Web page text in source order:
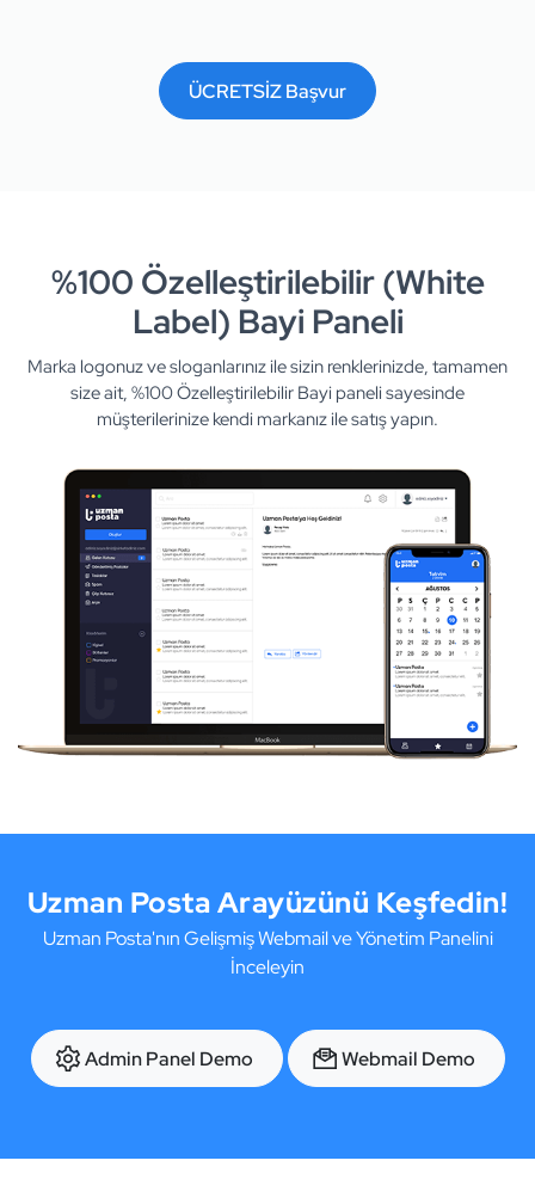
ÜCRETSİZ Başvur
%100 Özelleştirilebilir (White
Label) Bayi Paneli
Marka logonuz ve sloganlarınız ile sizin renklerinizde, tamamen
size ait, %100 Özelleştirilebilir Bayi paneli sayesinde
müşterilerinize kendi markanız ile satış yapın.
Uzman Posta Arayüzünü Keşfedin!
Uzman Posta'nın Gelişmiş Webmail ve Yönetim Panelini
İnceleyin
Admin Panel Demo Webmail Demo